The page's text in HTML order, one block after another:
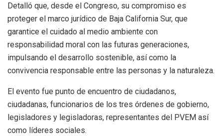
Detalló que, desde el Congreso, su compromiso es
proteger el marco jurídico de Baja California Sur, que
garantice el cuidado al medio ambiente con
responsabilidad moral con las futuras generaciones,
impulsando el desarrollo sostenible, así como la
convivencia responsable entre las personas y la naturaleza.
El evento fue punto de encuentro de ciudadanos,
ciudadanas, funcionarios de los tres órdenes de gobierno,
legisladores y legisladoras, representantes del PVEM así
como líderes sociales.